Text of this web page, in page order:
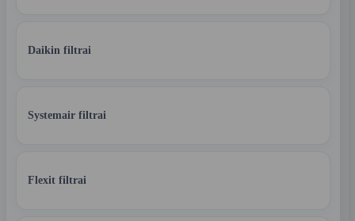
Daikin filtrai
Systemair filtrai
Flexit filtrai